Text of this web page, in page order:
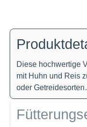
Diese hochwertige
mit Huhn und Reis
oder